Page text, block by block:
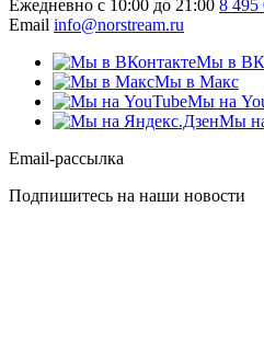
Ежедневно с 10:00 до 21:00 8 495
Email info@norstream.ru
Мы в
Мы в Макс
Мы на
Мы
Email-рассылка
Подпишитесь на наши новости